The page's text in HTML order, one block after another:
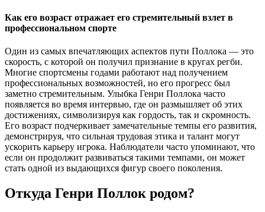
Как его возраст отражает его стремительный взлет в
профессиональном спорте
Один из самых впечатляющих аспектов пути Поллока — это
скорость, с которой он получил признание в кругах регби.
Многие спортсмены годами работают над получением
профессиональных возможностей, но его прогресс был
заметно стремительным. Улыбка Генри Поллока часто
появляется во время интервью, где он размышляет об этих
достижениях, символизируя как гордость, так и скромность.
Его возраст подчеркивает замечательные темпы его развития,
демонстрируя, что сильная трудовая этика и талант могут
ускорить карьеру игрока. Наблюдатели часто упоминают, что
если он продолжит развиваться такими темпами, он может
стать одной из выдающихся фигур своего поколения.
Откуда Генри Поллок родом?